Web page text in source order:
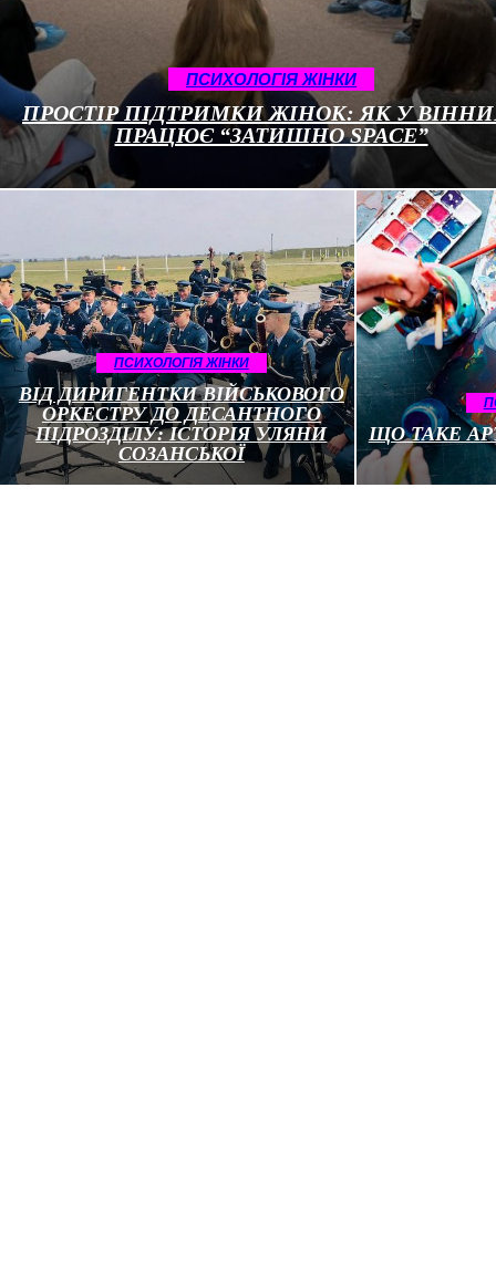
ПСИХОЛОГІЯ ЖІНКИ
ПРОСТІР ПІДТРИМКИ ЖІНОК: ЯК У
ПРАЦЮЄ “ЗАТИШНО SPACE”
ПСИХОЛОГІЯ ЖІНКИ
ВІД ДИРИГЕНТКИ ВІЙСЬКОВОГО
ОРКЕСТРУ ДО ДЕСАНТНОГО
ПІДРОЗДІЛУ: ІСТОРІЯ УЛЯНИ
СОЗАНСЬКОЇ
ЩО ТАКЕ